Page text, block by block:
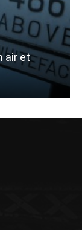
air et